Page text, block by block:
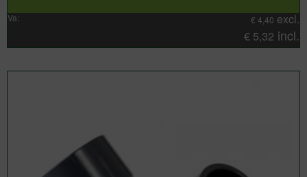
Va: € 4,40 excl.
€ 5,32 incl.